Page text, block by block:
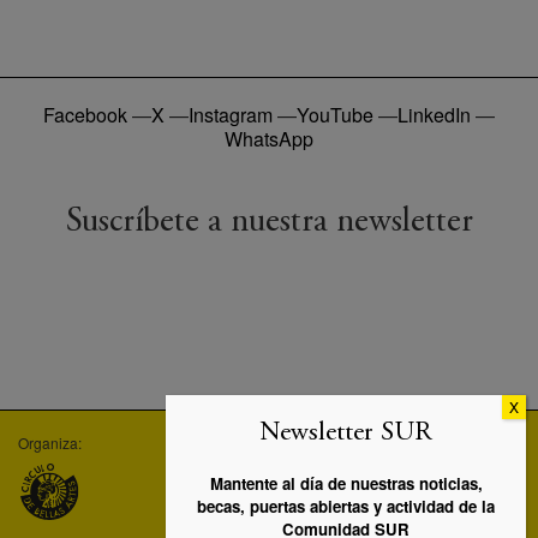
Facebook —X —Instagram —YouTube —LinkedIn —
WhatsApp
Suscríbete a nuestra newsletter
Organiza: Empresa asociada: Máster UC3M-SUR:
Newsletter SUR
Mantente al día de nuestras noticias,
becas, puertas abiertas y actividad de la
Comunidad SUR